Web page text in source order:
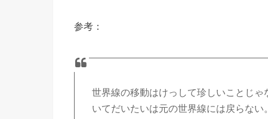
参考：
世界線の移動はけっして珍しいことじ
いてだいたいは元の世界線には戻らな